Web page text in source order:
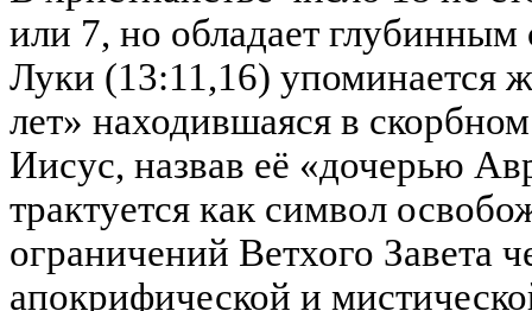
или 7, но обладает
Луки (13:11,16) упоминается
лет» находившаяся в
Иисус, назвав её «дочерью
трактуется как символ
ограничений Ветхого Завета
апокрифической и